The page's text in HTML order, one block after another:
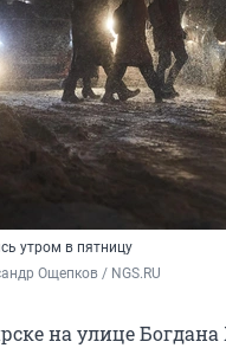
утром в пятницу
Ощепков / NGS.RU
на улице